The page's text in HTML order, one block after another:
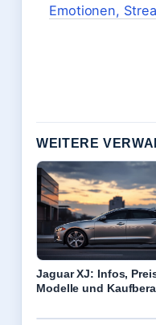
Emotionen,
WEITERE
Jaguar XJ: Infos,
Modelle und